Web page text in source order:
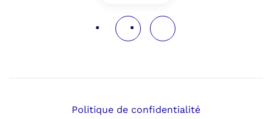
Politique de confidentialité